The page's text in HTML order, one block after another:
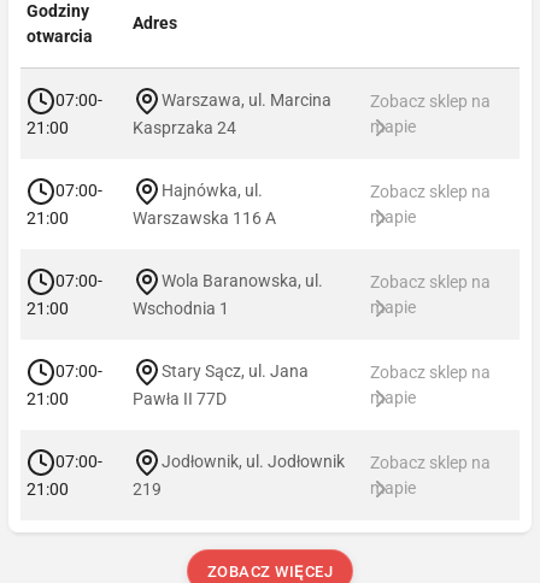
Godziny
otwarcia
Adres
07:00-
21:00
Warszawa, ul. Marcina
Kasprzaka 24
Zobacz sklep na
mapie
07:00-
21:00
Hajnówka, ul.
Warszawska 116 A
Zobacz sklep na
mapie
07:00-
21:00
Wola Baranowska, ul.
Wschodnia 1
Zobacz sklep na
mapie
07:00-
21:00
Stary Sącz, ul. Jana
Pawła II 77D
Zobacz sklep na
mapie
07:00-
21:00
Jodłownik, ul. Jodłownik
219
Zobacz sklep na
mapie
ZOBACZ WIĘCEJ